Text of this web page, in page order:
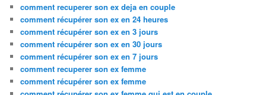
comment recuperer son ex deja en couple
comment récupérer son ex en 24 heures
comment récupérer son ex en 3 jours
comment récupérer son ex en 30 jours
comment récupérer son ex en 7 jours
comment recuperer son ex femme
comment récupérer son ex femme